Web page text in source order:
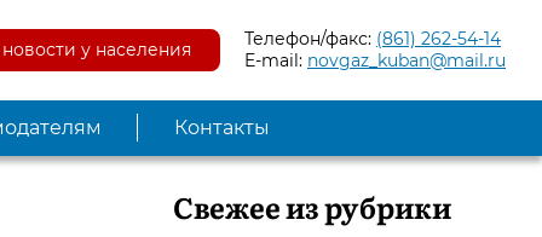
у населения Телефон/факс: (861) 262-54-14
E-mail: novgaz_kuban@mail.ru
Контакты
Свежее из рубрики